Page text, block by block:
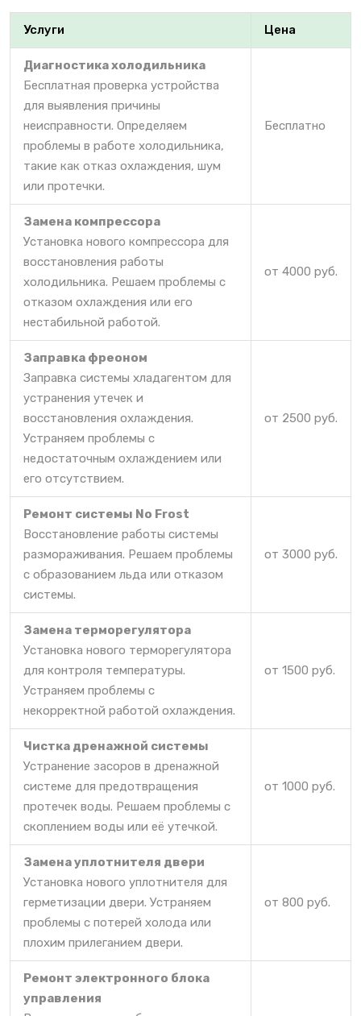
Услуги Цена
Диагностика холодильника
Бесплатная проверка устройства
для выявления причины
неисправности. Определяем
проблемы в работе холодильника,
такие как отказ охлаждения, шум
или протечки.
Бесплатно
Замена компрессора
Установка нового компрессора для
восстановления работы
холодильника. Решаем проблемы с
отказом охлаждения или его
нестабильной работой.
от 4000 руб.
Заправка фреоном
Заправка системы хладагентом для
устранения утечек и
восстановления охлаждения.
Устраняем проблемы с
недостаточным охлаждением или
его отсутствием.
от 2500 руб.
Ремонт системы No Frost
Восстановление работы системы
размораживания. Решаем проблемы
с образованием льда или отказом
системы.
от 3000 руб.
Замена терморегулятора
Установка нового терморегулятора
для контроля температуры.
Устраняем проблемы с
некорректной работой охлаждения.
от 1500 руб.
Чистка дренажной системы
Устранение засоров в дренажной
системе для предотвращения
протечек воды. Решаем проблемы с
скоплением воды или её утечкой.
от 1000 руб.
Замена уплотнителя двери
Установка нового уплотнителя для
герметизации двери. Устраняем
проблемы с потерей холода или
плохим прилеганием двери.
от 800 руб.
Ремонт электронного блока
управления